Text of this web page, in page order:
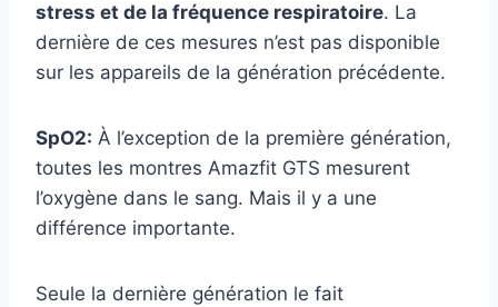
stress et de la fréquence respiratoire. La
dernière de ces mesures n’est pas disponible
sur les appareils de la génération précédente.
SpO2: À l’exception de la première génération,
toutes les montres Amazfit GTS mesurent
l’oxygène dans le sang. Mais il y a une
différence importante.
Seule la dernière génération le fait